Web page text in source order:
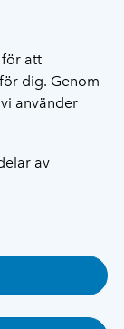
för att
dig. Genom
använder
av